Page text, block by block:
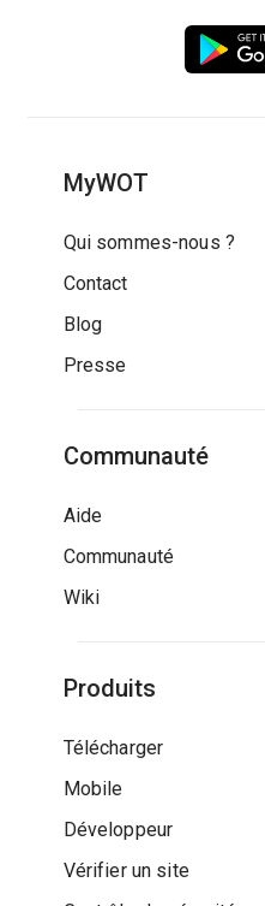
MyWOT
Qui sommes-nous ?
Contact
Blog
Presse
Communauté
Aide
Communauté
Wiki
Produits
Télécharger
Mobile
Développeur
Vérifier un site